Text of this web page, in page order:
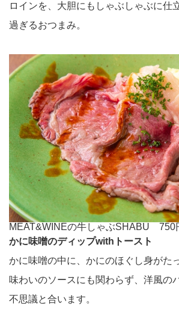
ロインを、大胆にもしゃぶしゃぶに仕
過ぎるおつまみ。
MEAT&WINEの牛しゃぶSHABU 750
かに味噌のディップwithトースト
かに味噌の中に、かにのほぐし身がた
味わいのソースにも関わらず、洋風の
不思議と合います。